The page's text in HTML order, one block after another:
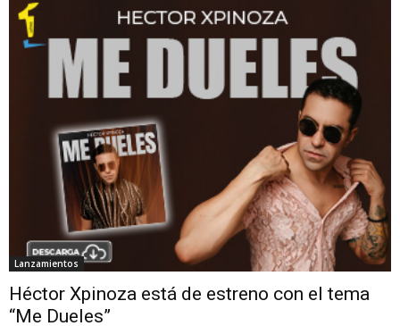
Lanzamientos
Héctor Xpinoza está de estreno con el tema
“Me Dueles”